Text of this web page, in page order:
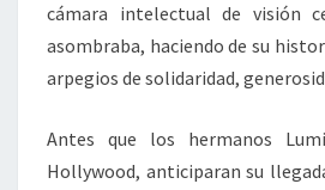
cámara intelectual de visión
asombraba, haciendo de su
arpegios de solidaridad,
Antes que los hermanos
Hollywood, anticiparan su